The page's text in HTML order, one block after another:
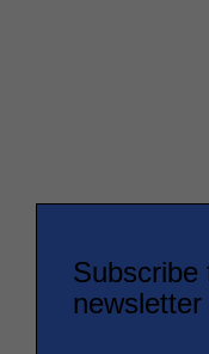
Subscribe
newsletter